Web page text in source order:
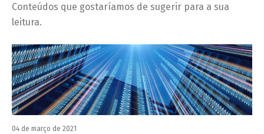
Conteúdos que gostaríamos de sugerir para a sua
leitura.
04 de março de 2021